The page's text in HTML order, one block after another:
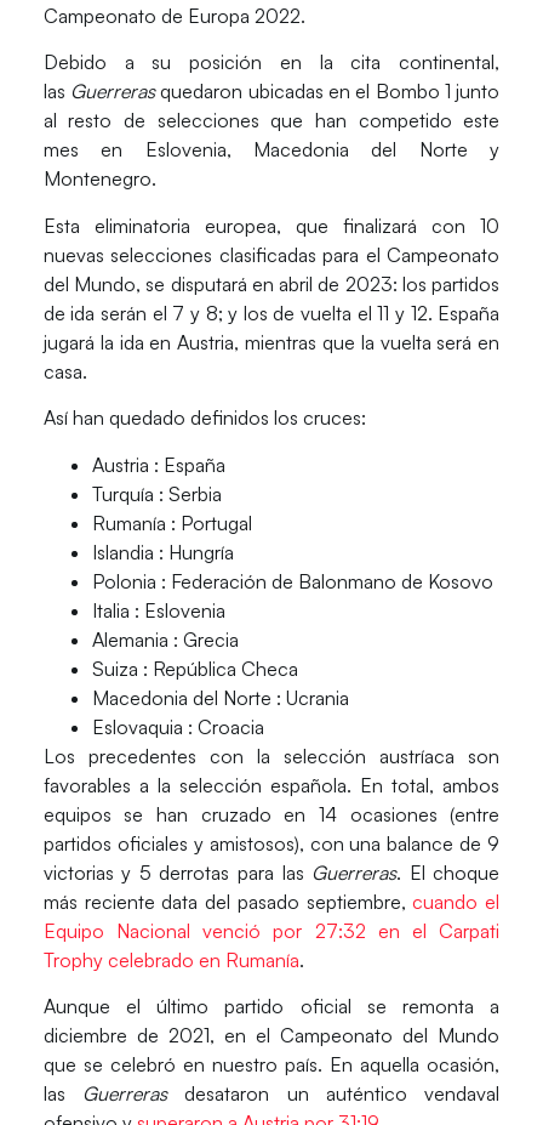
Campeonato de Europa 2022.
Debido a su posición en la cita continental,
las Guerrerasquedaron ubicadas en el Bombo 1 junto
al resto de selecciones que han competido este
mes en Eslovenia, Macedonia del Norte y
Montenegro.
Esta eliminatoria europea, que finalizará con 10
nuevas selecciones clasificadas para el Campeonato
del Mundo, se disputará en abril de 2023: los partidos
de ida serán el 7 y 8; y los de vuelta el 11 y 12. España
jugará la ida en Austria, mientras que la vuelta será en
casa.
Así han quedado definidos los cruces:
Austria : España
Turquía : Serbia
Rumanía : Portugal
Islandia : Hungría
Polonia : Federación de Balonmano de Kosovo
Italia : Eslovenia
Alemania : Grecia
Suiza : República Checa
Macedonia del Norte : Ucrania
Eslovaquia : Croacia
Los precedentes con la selección austríaca son
favorables a la selección española. En total, ambos
equipos se han cruzado en 14 ocasiones (entre
partidos oficiales y amistosos), con una balance de 9
victorias y 5 derrotas para las Guerreras. El choque
más reciente data del pasado septiembre,cuando el
Equipo Nacional venció por 27:32 en el Carpati
Trophy celebrado en Rumanía.
Aunque el último partido oficial se remonta a
diciembre de 2021, en elCampeonato del Mundo
que se celebró en nuestro país. En aquella ocasión,
las Guerrerasdesataron un auténtico vendaval